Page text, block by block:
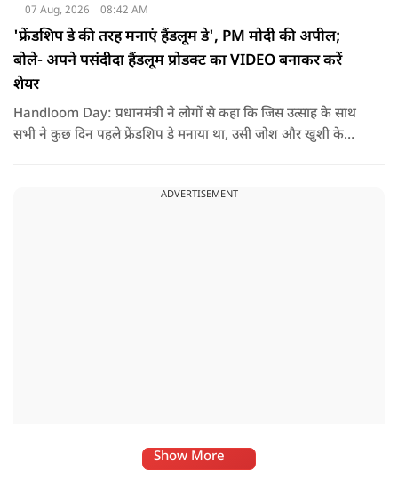
07 Aug, 2026 08:42 AM
'फ्रेंडशिप डे की तरह मनाएं हैंडलूम डे', PM मोदी की अपील;
बोले- अपने पसंदीदा हैंडलूम प्रोडक्ट का VIDEO बनाकर करें
शेयर
Handloom Day: प्रधानमंत्री ने लोगों से कहा कि जिस उत्साह के साथ
सभी ने कुछ दिन पहले फ्रेंडशिप डे मनाया था, उसी जोश और खुशी के
ADVERTISEMENT
Show More